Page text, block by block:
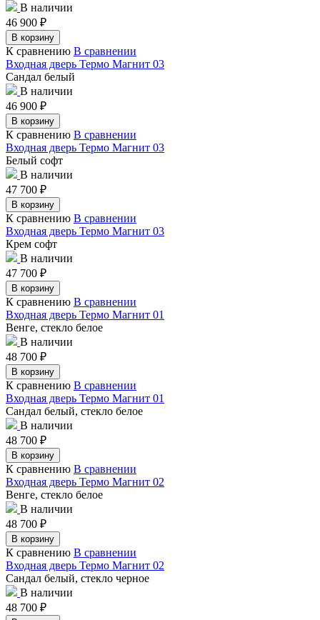
В наличии
46 900 ₽
В корзину
К сравнению В сравнении
Входная дверь Термо Магнит 03
Сандал белый
В наличии
46 900 ₽
В корзину
К сравнению В сравнении
Входная дверь Термо Магнит 03
Белый софт
В наличии
47 700 ₽
В корзину
К сравнению В сравнении
Входная дверь Термо Магнит 03
Крем софт
В наличии
47 700 ₽
В корзину
К сравнению В сравнении
Входная дверь Термо Магнит 01
Венге, стекло белое
В наличии
48 700 ₽
В корзину
К сравнению В сравнении
Входная дверь Термо Магнит 01
Сандал белый, стекло белое
В наличии
48 700 ₽
В корзину
К сравнению В сравнении
Входная дверь Термо Магнит 02
Венге, стекло белое
В наличии
48 700 ₽
В корзину
К сравнению В сравнении
Входная дверь Термо Магнит 02
Сандал белый, стекло черное
В наличии
48 700 ₽